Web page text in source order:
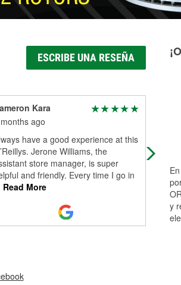
ESCRIBE UNA RESEÑA
Kara
ago
have a good experience at this
Jerone Williams, the
store manager, is super
and friendly. Every time I go in
Read More
for
y